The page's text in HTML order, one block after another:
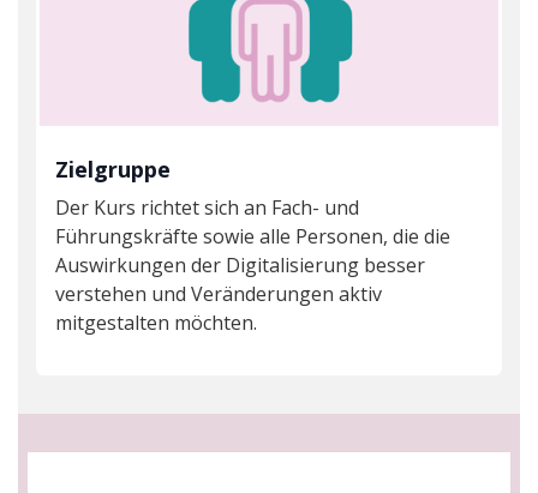
Zielgruppe
Der Kurs richtet sich an Fach- und
Führungskräfte sowie alle Personen, die die
Auswirkungen der Digitalisierung besser
verstehen und Veränderungen aktiv
mitgestalten möchten.